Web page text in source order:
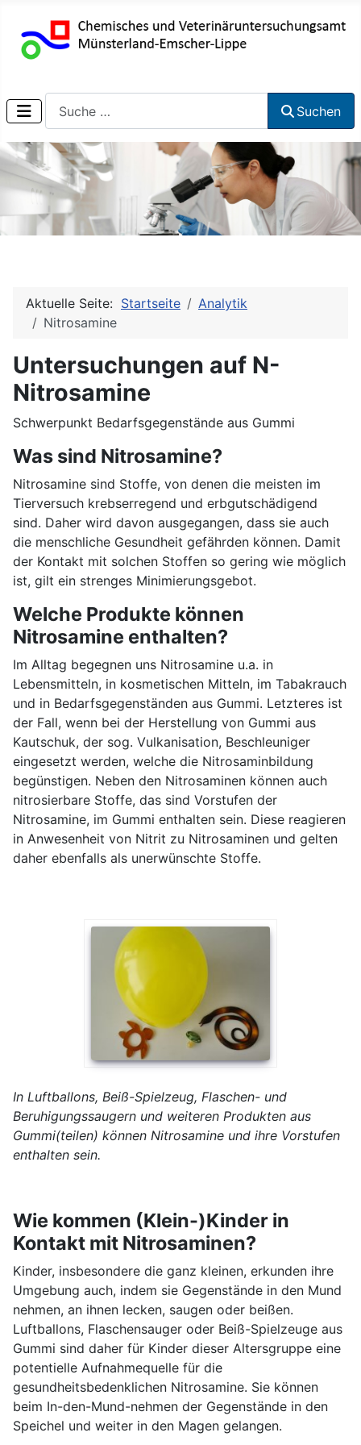
Suchen
Aktuelle Seite: Startseite
Analytik
Nitrosamine
Untersuchungen auf N-
Nitrosamine
Schwerpunkt Bedarfsgegenstände aus Gummi
Was sind Nitrosamine?
Nitrosamine sind Stoffe, von denen die meisten im
Tierversuch krebserregend und erbgutschädigend
sind. Daher wird davon ausgegangen, dass sie auch
die menschliche Gesundheit gefährden können. Damit
der Kontakt mit solchen Stoffen so gering wie möglich
ist, gilt ein strenges Minimierungsgebot.
Welche Produkte können
Nitrosamine enthalten?
Im Alltag begegnen uns Nitrosamine u.a. in
Lebensmitteln, in kosmetischen Mitteln, im Tabakrauch
und in Bedarfsgegenständen aus Gummi. Letzteres ist
der Fall, wenn bei der Herstellung von Gummi aus
Kautschuk, der sog. Vulkanisation, Beschleuniger
eingesetzt werden, welche die Nitrosaminbildung
begünstigen. Neben den Nitrosaminen können auch
nitrosierbare Stoffe, das sind Vorstufen der
Nitrosamine, im Gummi enthalten sein. Diese reagieren
in Anwesenheit von Nitrit zu Nitrosaminen und gelten
daher ebenfalls als unerwünschte Stoffe.
In Luftballons, Beiß-Spielzeug, Flaschen- und
Beruhigungssaugern und weiteren Produkten aus
Gummi(teilen) können Nitrosamine und ihre Vorstufen
enthalten sein.
Wie kommen (Klein-)Kinder in
Kontakt mit Nitrosaminen?
Kinder, insbesondere die ganz kleinen, erkunden ihre
Umgebung auch, indem sie Gegenstände in den Mund
nehmen, an ihnen lecken, saugen oder beißen.
Luftballons, Flaschensauger oder Beiß-Spielzeuge aus
Gummi sind daher für Kinder dieser Altersgruppe eine
potentielle Aufnahmequelle für die
gesundheitsbedenklichen Nitrosamine. Sie können
beim In-den-Mund-nehmen der Gegenstände in den
Speichel und weiter in den Magen gelangen.